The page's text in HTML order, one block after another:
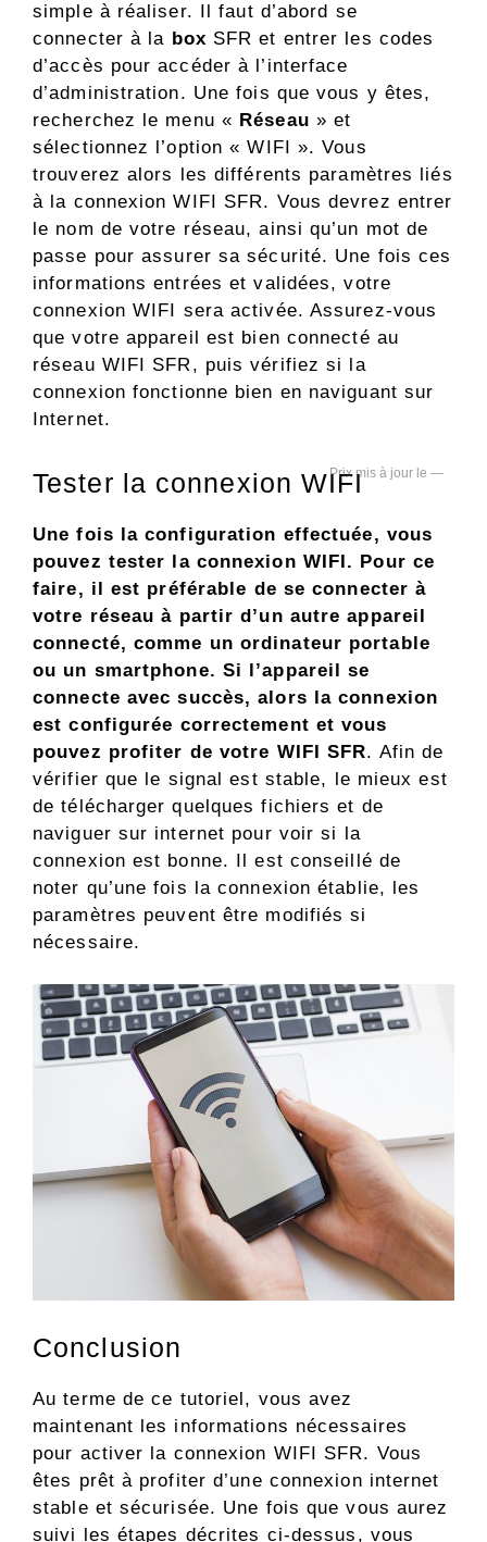
simple à réaliser. Il faut d’abord se
connecter à la box SFR et entrer les codes
d’accès pour accéder à l’interface
d’administration. Une fois que vous y êtes,
recherchez le menu « Réseau » et
sélectionnez l’option « WIFI ». Vous
trouverez alors les différents paramètres liés
à la connexion WIFI SFR. Vous devrez entrer
le nom de votre réseau, ainsi qu’un mot de
passe pour assurer sa sécurité. Une fois ces
informations entrées et validées, votre
connexion WIFI sera activée. Assurez-vous
que votre appareil est bien connecté au
réseau WIFI SFR, puis vérifiez si la
connexion fonctionne bien en naviguant sur
Internet.
—
Tester la connexion WIFI
Une fois la configuration effectuée, vous
pouvez tester la connexion WIFI. Pour ce
faire, il est préférable de se connecter à
votre réseau à partir d’un autre appareil
connecté, comme un ordinateur portable
ou un smartphone. Si l’appareil se
connecte avec succès, alors la connexion
est configurée correctement et vous
pouvez profiter de votre WIFI SFR. Afin de
vérifier que le signal est stable, le mieux est
de télécharger quelques fichiers et de
naviguer sur internet pour voir si la
connexion est bonne. Il est conseillé de
noter qu’une fois la connexion établie, les
paramètres peuvent être modifiés si
nécessaire.
Conclusion
Au terme de ce tutoriel, vous avez
maintenant les informations nécessaires
pour activer la connexion WIFI SFR. Vous
êtes prêt à profiter d’une connexion internet
stable et sécurisée. Une fois que vous aurez
suivi les étapes décrites ci-dessus, vous